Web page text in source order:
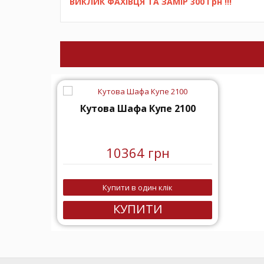
Кутова Шафа Купе 2100
10364 грн
Купити в один клік
КУПИТИ